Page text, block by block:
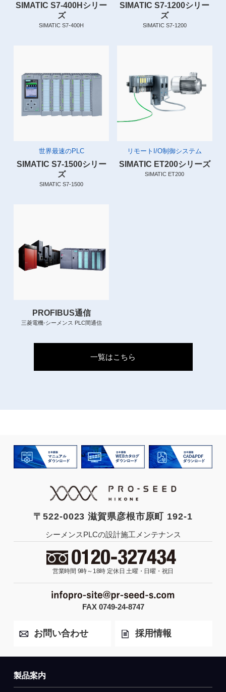
SIMATIC S7-400Hシリー
ズ
SIMATIC S7-400H
SIMATIC S7-1200シリー
ズ
SIMATIC S7-1200
世界最速のPLC
SIMATIC S7-1500シリー
ズ
SIMATIC S7-1500
リモートI/O制御システム
SIMATIC ET200シリーズ
SIMATIC ET200
PROFIBUS通信
三菱電機-シーメンス PLC間通信
一覧はこちら
〒522-0023 滋賀県彦根市原町 192-1
シーメンスPLCの設計施工メンテナンス
営業時間 9時～18時 定休日 土曜・日曜・祝日
FAX 0749-24-8747
お問い合わせ 採用情報
製品案内